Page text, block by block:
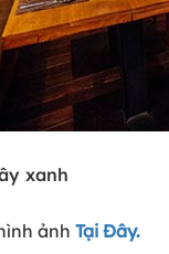
xanh
ảnh Tại Đây.